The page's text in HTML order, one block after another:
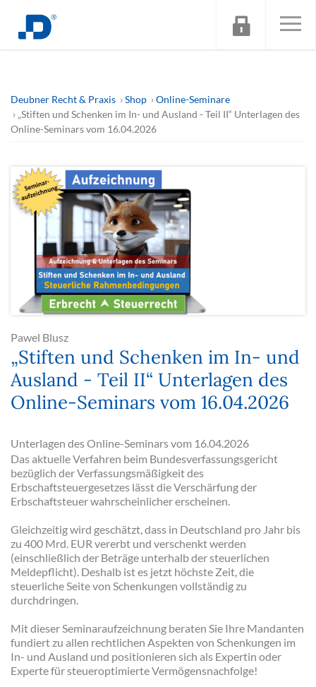
Deubner Recht & Praxis Shop
Online-Seminare
„Stiften und Schenken im In- und Ausland - Teil II“ Unterlagen des
Online-Seminars vom 16.04.2026
Pawel Blusz
„Stiften und Schenken im In- und
Ausland - Teil II“ Unterlagen des
Online-Seminars vom 16.04.2026
Unterlagen des Online-Seminars vom 16.04.2026
Das aktuelle Verfahren beim Bundesverfassungsgericht
bezüglich der Verfassungsmäßigkeit des
Erbschaftsteuergesetzes lässt die Verschärfung der
Erbschaftsteuer wahrscheinlicher erscheinen.
Gleichzeitig wird geschätzt, dass in Deutschland pro Jahr bis
zu 400 Mrd. EUR vererbt und verschenkt werden
(einschließlich der Beträge unterhalb der steuerlichen
Meldepflicht). Deshalb ist es jetzt höchste Zeit, die
steuerliche Seite von Schenkungen vollständig zu
durchdringen.
Mit dieser Seminaraufzeichnung beraten Sie Ihre Mandanten
fundiert zu allen rechtlichen Aspekten von Schenkungen im
In- und Ausland und positionieren sich als Expertin oder
Experte für steueroptimierte Vermögensnachfolge!